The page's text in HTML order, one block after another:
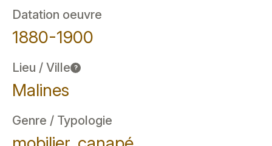
Datation oeuvre
1880-1900
Lieu / Ville ?
Malines
Genre / Typologie